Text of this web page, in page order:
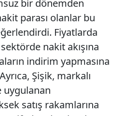
bir dönemden
parası olanlar bu
Fiyatlarda
nakit akışına
indirim yapmasına
Şişik, markalı
satış rakamlarına